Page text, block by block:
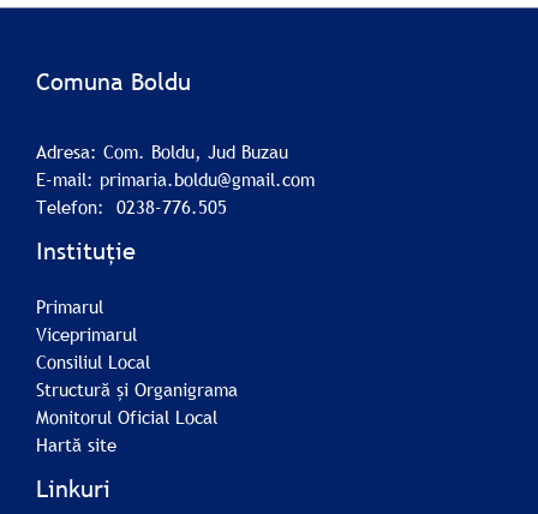
Comuna Boldu
Adresa: Com. Boldu, Jud Buzau
E-mail: primaria.boldu@gmail.com
Telefon: 0238-776.505
Instituție
Primarul
Viceprimarul
Consiliul Local
Structură și Organigrama
Monitorul Oficial Local
Hartă site
Linkuri